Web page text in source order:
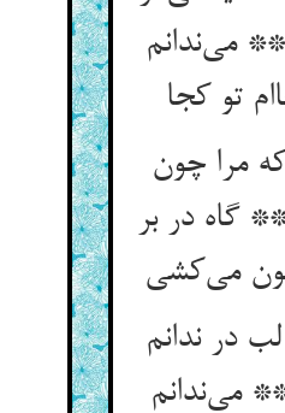
می‌ندانم
مرا چون
در بر
در ندانم
می‌ندانم